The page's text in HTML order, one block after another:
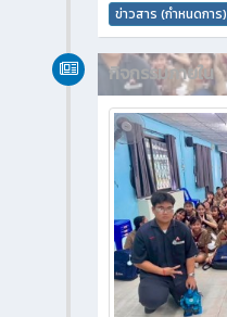
ข่าวสาร (กำหนดการ)
กิจกรรมภายใน